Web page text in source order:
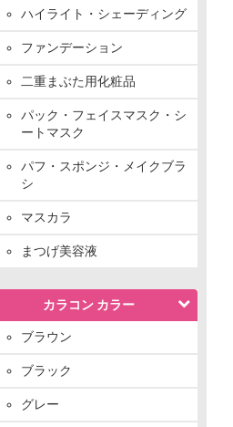
ハイライト・シェーディング
ファンデーション
二重まぶた用化粧品
パック・フェイスマスク・シ
ートマスク
パフ・スポンジ・メイクブラ
シ
マスカラ
まつげ美容液
カラコン カラー
ブラウン
ブラック
グレー